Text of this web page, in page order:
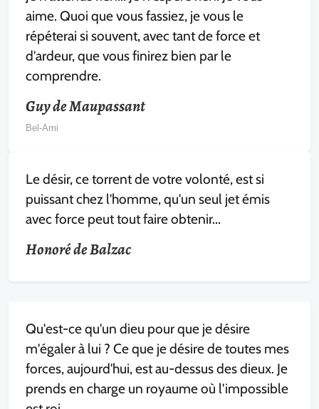
aime. Quoi que vous fassiez, je vous le
répéterai si souvent, avec tant de force et
d'ardeur, que vous finirez bien par le
comprendre.
Guy de Maupassant
Bel-Ami
Le désir, ce torrent de votre volonté, est si
puissant chez l'homme, qu'un seul jet émis
avec force peut tout faire obtenir...
Honoré de Balzac
Qu'est-ce qu'un dieu pour que je désire
m'égaler à lui ? Ce que je désire de toutes mes
forces, aujourd'hui, est au-dessus des dieux. Je
prends en charge un royaume où l'impossible